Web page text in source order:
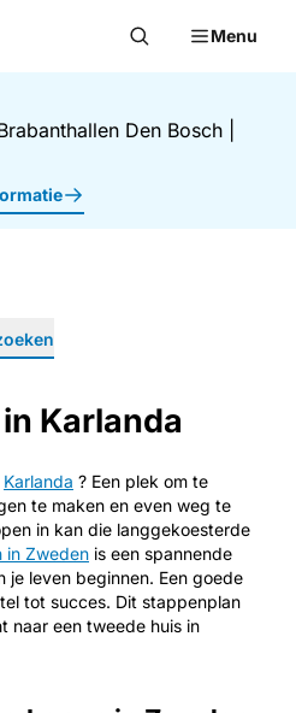
Menu
Den Bosch
Karlanda
Karlanda ? Een plek om te
te maken en even weg te
in kan die langgekoesterde
in Zweden is een spannende
je leven beginnen. Een goede
tot succes. Dit stappenplan
naar een tweede huis in